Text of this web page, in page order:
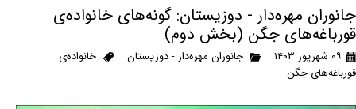
جانوران مهره‌دار - دوزیستان: گونه‌های خانواده‌ی
قورباغه‌های جگن (بخش دوم)
۰۹ شهریور ۱۴۰۳ جانوران مهره‌دار - دوزیستان
خانواده‌ی
قورباغه‌های جگن